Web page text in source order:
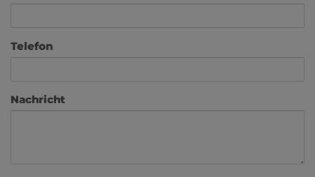
Telefon
Nachricht